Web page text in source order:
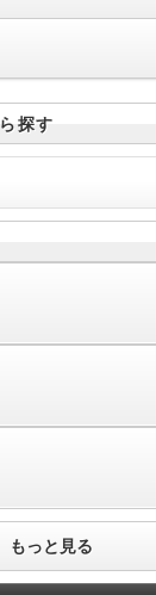
探す
もっと見る